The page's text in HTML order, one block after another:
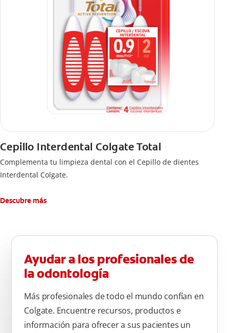
Cepillo Interdental Colgate Total
Complementa tu limpieza dental con el Cepillo de dientes
Interdental Colgate.
Descubre más
Ayudar a los profesionales de
la odontología
Más profesionales de todo el mundo confían en
Colgate. Encuentre recursos, productos e
información para ofrecer a sus pacientes un